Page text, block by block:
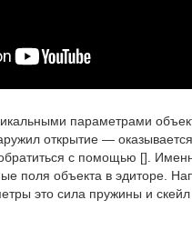
параметрами
открытие —
с помощью [].
поля объекта в эдиторе.
это сила пружины и